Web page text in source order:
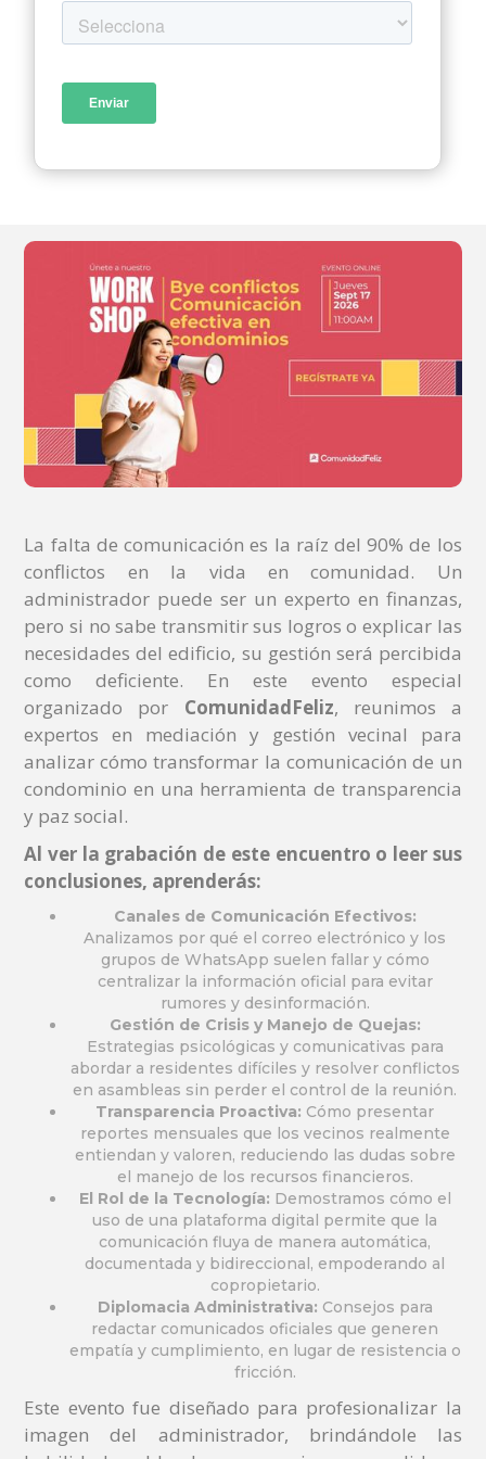
La falta de comunicación es la raíz del 90% de los
conflictos en la vida en comunidad. Un
administrador puede ser un experto en finanzas,
pero si no sabe transmitir sus logros o explicar las
necesidades del edificio, su gestión será percibida
como deficiente. En este evento especial
organizado por ComunidadFeliz, reunimos a
expertos en mediación y gestión vecinal para
analizar cómo transformar la comunicación de un
condominio en una herramienta de transparencia
y paz social.
Al ver la grabación de este encuentro o leer sus
conclusiones, aprenderás:
Canales de Comunicación Efectivos:
Analizamos por qué el correo electrónico y los
grupos de WhatsApp suelen fallar y cómo
centralizar la información oficial para evitar
rumores y desinformación.
Gestión de Crisis y Manejo de Quejas:
Estrategias psicológicas y comunicativas para
abordar a residentes difíciles y resolver conflictos
en asambleas sin perder el control de la reunión.
Transparencia Proactiva: Cómo presentar
reportes mensuales que los vecinos realmente
entiendan y valoren, reduciendo las dudas sobre
el manejo de los recursos financieros.
El Rol de la Tecnología: Demostramos cómo el
uso de una plataforma digital permite que la
comunicación fluya de manera automática,
documentada y bidireccional, empoderando al
copropietario.
Diplomacia Administrativa: Consejos para
redactar comunicados oficiales que generen
empatía y cumplimiento, en lugar de resistencia o
fricción.
Este evento fue diseñado para profesionalizar la
imagen del administrador, brindándole las